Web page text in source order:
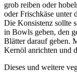
grob reiben oder
oder Frischkäse unter
Die Konsistenz sollte
in Bowls geben, den
Blätter darauf geben.
Kernöl anrichten und
Dieses und weitere